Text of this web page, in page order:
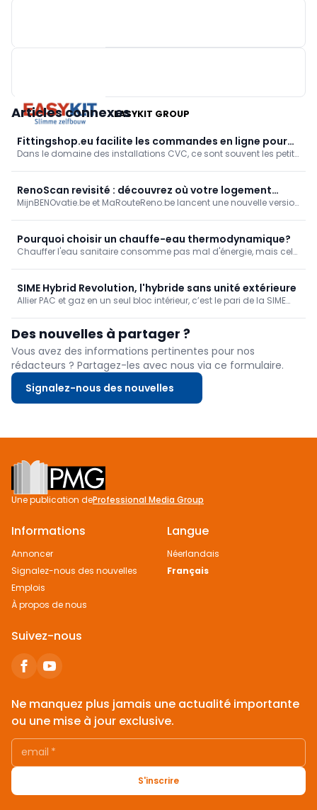
EASYKIT GROUP
Articles connexes
Fittingshop.eu facilite les commandes en ligne pour
les installateurs en CVC
Dans le domaine des installations CVC, ce sont souvent les petits
gamme de raccords, d’accessoires et de matériel d’installation
destinés aux installateurs professionnels, en mettant l’accent sur
la simplicité, des prix compétitifs et une livraison rapide.
RenoScan revisité : découvrez où votre logement
permet de réaliser les plus grandes économies
d'énergie
MijnBENOvatie.be et MaRouteReno.be lancent une nouvelle version
performance énergétique de leur logement, des travaux de
rénovation prioritaires et des aides financières correspondantes,
grâce à un rapport personnalisé et des conseils étape par étape.
Pourquoi choisir un chauffe-eau thermodynamique?
Chauffer l'eau sanitaire consomme pas mal d'énergie, mais cela
principales options d'économie. Nous vous en disons plus sur
leur fo
SIME Hybrid Revolution, l'hybride sans unité extérieure
Allier PAC et gaz en un seul bloc intérieur, c’est le pari de la SIME
silence et économies sans unité externe!
Des nouvelles à partager ?
Vous avez des informations pertinentes pour nos
rédacteurs ? Partagez-les avec nous via ce formulaire.
Signalez-nous des nouvelles
Footer
Une publication deProfessional Media Group
Informations
Annoncer
Signalez-nous des nouvelles
Emplois
À propos de nous
Langue
Néerlandais
Français
Suivez-nous
Ne manquez plus jamais une actualité importante
ou une mise à jour exclusive.
email *
S'inscrire